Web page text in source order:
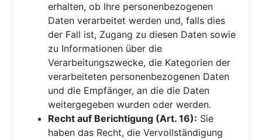
erhalten, ob Ihre personenbezogenen
Daten verarbeitet werden und, falls dies
der Fall ist, Zugang zu diesen Daten sowie
zu Informationen über die
Verarbeitungszwecke, die Kategorien der
verarbeiteten personenbezogenen Daten
und die Empfänger, an die die Daten
weitergegeben wurden oder werden.
Recht auf Berichtigung (Art. 16): Sie
haben das Recht, die Vervollständigung